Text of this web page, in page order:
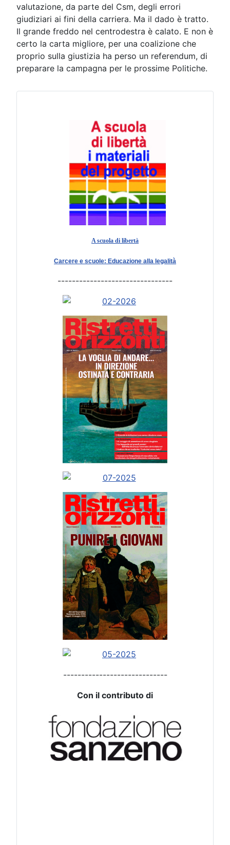
valutazione, da parte del Csm, degli errori
giudiziari ai fini della carriera. Ma il dado è tratto.
Il grande freddo nel centrodestra è calato. E non è
certo la carta migliore, per una coalizione che
proprio sulla giustizia ha perso un referendum, di
preparare la campagna per le prossime Politiche.
A scuola di libertà
Carcere e scuole: Educazione alla legalità
--------------------------------
-----------------------------
Con il contributo di